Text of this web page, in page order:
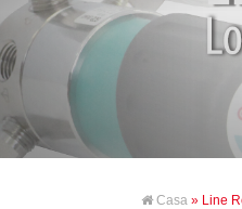
Casa » Line